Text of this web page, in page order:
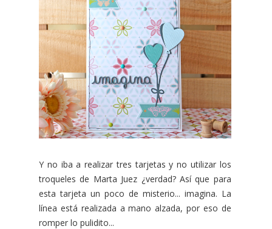
Y no iba a realizar tres tarjetas y no utilizar los
troqueles de Marta Juez ¿verdad? Así que para
esta tarjeta un poco de misterio... imagina. La
línea está realizada a mano alzada, por eso de
romper lo pulidito...